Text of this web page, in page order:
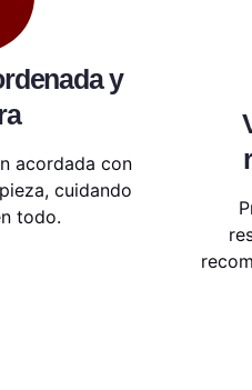
y
acordada con
cuidando
todo.